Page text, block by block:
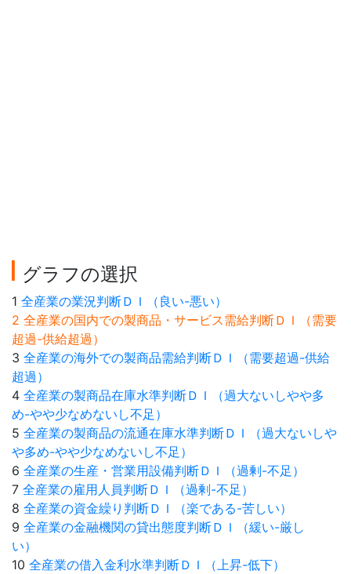
グラフの選択
1 全産業の業況判断ＤＩ（良い-悪い）
2 全産業の国内での製商品・サービス需給判断ＤＩ（需要
超過-供給超過）
3 全産業の海外での製商品需給判断ＤＩ（需要超過-供給
超過）
4 全産業の製商品在庫水準判断ＤＩ（過大ないしやや多
め-やや少なめないし不足）
5 全産業の製商品の流通在庫水準判断ＤＩ（過大ないしや
や多め-やや少なめないし不足）
6 全産業の生産・営業用設備判断ＤＩ（過剰-不足）
7 全産業の雇用人員判断ＤＩ（過剰-不足）
8 全産業の資金繰り判断ＤＩ（楽である-苦しい）
9 全産業の金融機関の貸出態度判断ＤＩ（緩い-厳し
い）
10 全産業の借入金利水準判断ＤＩ（上昇-低下）